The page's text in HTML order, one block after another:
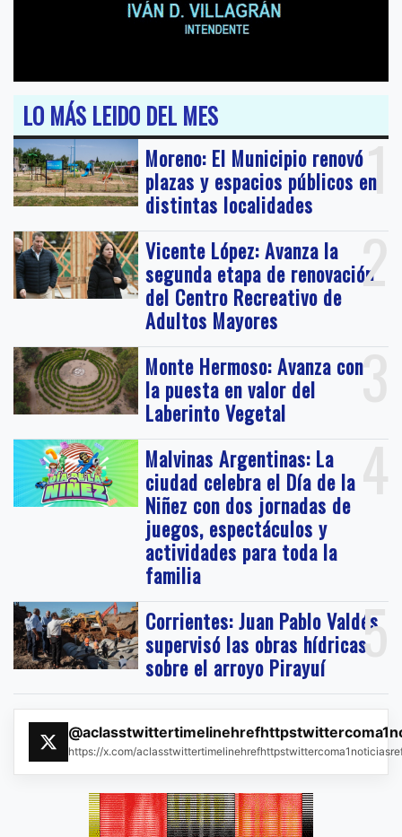
LO MÁS LEIDO DEL MES
1
Moreno: El Municipio renovó
plazas y espacios públicos en
distintas localidades
2
Vicente López: Avanza la
segunda etapa de renovación
del Centro Recreativo de
Adultos Mayores
3
Monte Hermoso: Avanza con
la puesta en valor del
Laberinto Vegetal
4
Malvinas Argentinas: La
ciudad celebra el Día de la
Niñez con dos jornadas de
juegos, espectáculos y
actividades para toda la
familia
5
Corrientes: Juan Pablo Valdés
supervisó las obras hídricas
sobre el arroyo Pirayuí
https://x.com/